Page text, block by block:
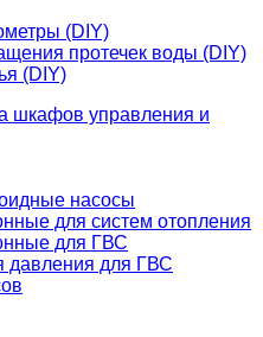
(DIY)
протечек воды (DIY)
(DIY)
шкафов управления и
насосы
для систем отопления
для ГВС
для ГВС